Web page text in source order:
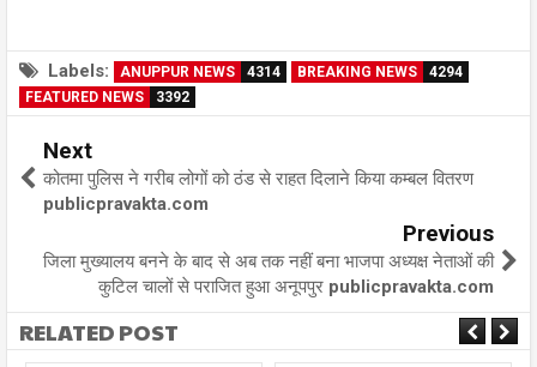
Labels: ANUPPUR NEWS 4314 BREAKING NEWS
4294
FEATURED NEWS
3392
Next
कोतमा पुलिस ने गरीब लोगों को ठंड से राहत दिलाने किया कम्बल वितरण
publicpravakta.com
Previous
जिला मुख्यालय बनने के बाद से अब तक नहीं बना भाजपा अध्यक्ष नेताओं की
कुटिल चालों से पराजित हुआ अनूपपुर publicpravakta.com
RELATED POST